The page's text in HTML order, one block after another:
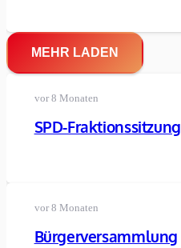
MEHR LADEN
vor 8 Monaten
SPD-Fraktionssitzung
vor 8 Monaten
Bürgerversammlung